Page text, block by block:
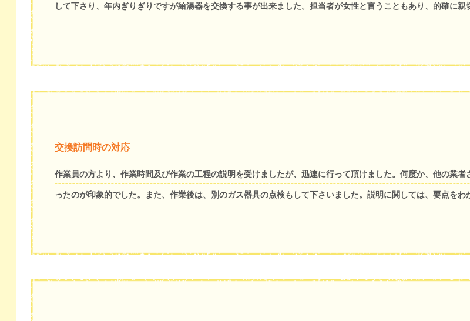
して下さり、年内ぎりぎりですが給湯器を交換する事が出来ました。担当者が女性と言うこともあり、的確に親
交換訪問時の対応
作業員の方より、作業時間及び作業の工程の説明を受けましたが、迅速に行って頂けました。何度か、他の業
ったのが印象的でした。また、作業後は、別のガス器具の点検もして下さいました。説明に関しては、要点をわ